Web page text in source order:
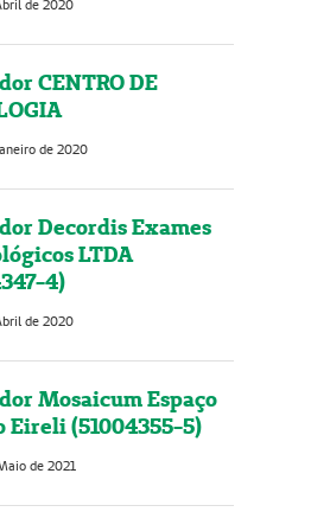
de 2020
CENTRO DE
de 2020
Decordis Exames
LTDA
4)
de 2020
Mosaicum Espaço
Eireli (51004355-5)
de 2021